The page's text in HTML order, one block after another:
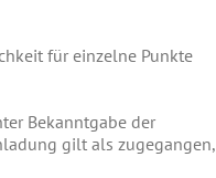
für einzelne Punkte
Bekanntgabe der
gilt als zugegangen,